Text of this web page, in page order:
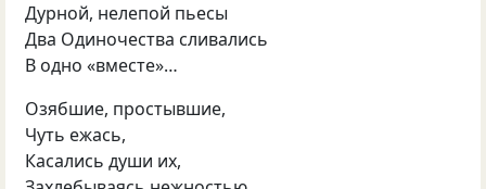
Дурной, нелепой пьесы
Два Одиночества сливались
В одно «вместе»…
Озябшие, простывшие,
Чуть ежась,
Касались души их,